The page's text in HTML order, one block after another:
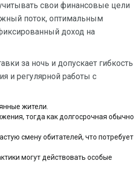
свои финансовые цели
поток, оптимальным
доход на
за ночь и допускает гибкость
и регулярной работы с
жители.
тогда как долгосрочная обычно
смену обитателей, что потребует
могут действовать особые